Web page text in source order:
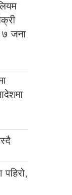
७ जना
पहिरो,